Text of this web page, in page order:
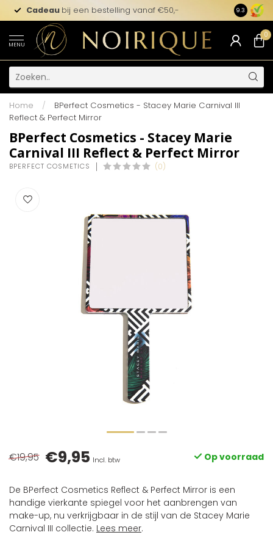
Cadeau bij een bestelling vanaf €50,- 9.3
MENU
0
Home /
BPerfect Cosmetics - Stacey Marie Carnival III
Reflect & Perfect Mirror
BPerfect Cosmetics - Stacey Marie
Carnival III Reflect & Perfect Mirror
BPERFECT COSMETICS (0)
€19,95 €9,95 Incl. btw Op voorraad
De BPerfect Cosmetics Reflect & Perfect Mirror is een
handige vierkante spiegel voor het aanbrengen van
make-up, nu verkrijgbaar in de stijl van de Stacey Marie
Carnival III collectie. Lees meer.